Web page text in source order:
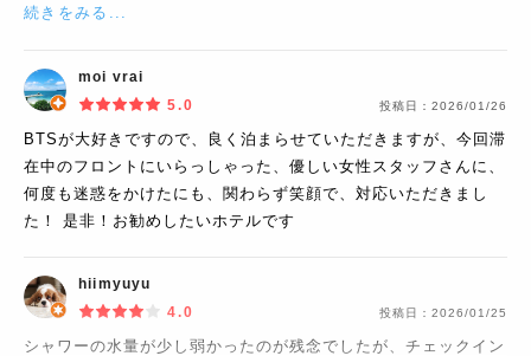
続きをみる...
moi vrai
5.0
投稿日： 2026/01/26
BTSが大好きですので、良く泊まらせていただきますが、今回滞
在中のフロントにいらっしゃった、優しい女性スタッフさんに、
何度も迷惑をかけたにも、関わらず笑顔で、対応いただきまし
た！ 是非！お勧めしたいホテルです
hiimyuyu
4.0
投稿日： 2026/01/25
シャワーの水量が少し弱かったのが残念でしたが、チェックイン